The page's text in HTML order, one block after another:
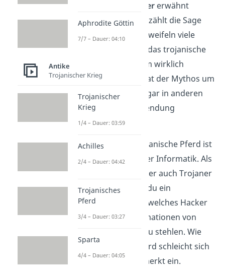
antiken Dichters
Homererwähnt
wurde. Aber Homer erzählt die Sage
nur nach. Deshalb bezweifeln viele
Wissenschaftler, dass das trojanische
Pferd so in seiner Form wirklich
existierte. Trotzdem hat der Mythos um
das hölzerne Pferd sogar in anderen
Bereichen seine Verwendung
gefunden.
Wusstest du?
Das Trojanische Pferd ist
auch ein Begriff aus der Informatik. Als
Trojanisches Pferd, oder auch Trojaner
genannt, bezeichnest du ein
Computerprogramm, welches Hacker
verwenden, um Informationen von
fremden Computern zu stehlen. Wie
beim Trojanischen Pferd schleicht sich
das Programm unbemerkt ein.
Aphrodite Göttin
7/7 – Dauer: 04:10
Antike
Trojanischer Krieg
Trojanischer
Krieg
1/4 – Dauer: 03:59
Achilles
2/4 – Dauer: 04:42
Trojanisches
Pferd
3/4 – Dauer: 03:27
Sparta
4/4 – Dauer: 04:05